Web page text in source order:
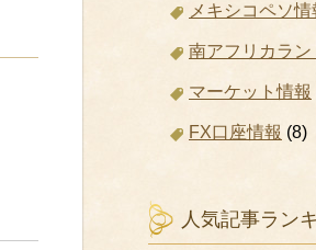
メキシコペソ情
南アフリカラン
マーケット情報
FX口座情報 (8)
人気記事ラン